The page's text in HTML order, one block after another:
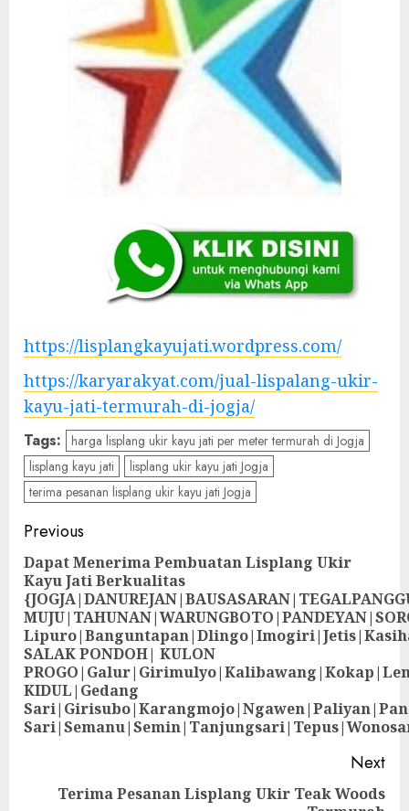
https://lisplangkayujati.wordpress.com/
https://karyarakyat.com/jual-lispalang-ukir-
kayu-jati-termurah-di-jogja/
Tags: harga lisplang ukir kayu jati per meter termurah di Jogja
lisplang kayu jati
lisplang ukir kayu jati Jogja
terima pesanan lisplang ukir kayu jati Jogja
Previous
Dapat Menerima Pembuatan Lisplang Ukir
Kayu Jati Berkualitas
SALAK PONDOH| KULON
KIDUL|Gedang
Next
Terima Pesanan Lisplang Ukir Teak Woods